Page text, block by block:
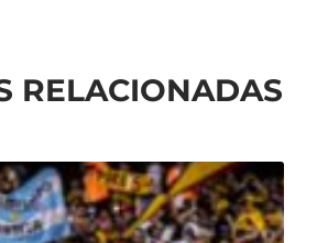
RELACIONADAS